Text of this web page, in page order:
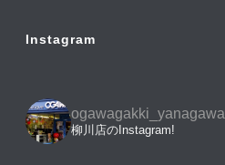
Instagram
ogawagakki_yanagawa
柳川店のInstagram!